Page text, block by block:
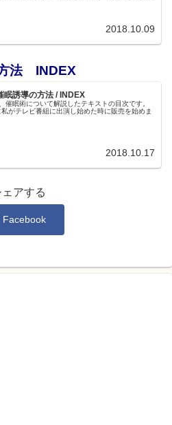
2018.10.09
法 INDEX
眠誘導の方法 / INDEX
催眠術について解説したテキストの目次です。
がテレビ番組に出演し始めた時に販売を始めま
2018.10.17
ェアする
Facebook